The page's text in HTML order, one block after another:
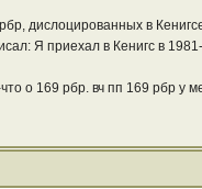
дислоцированных в
Я приехал в Кенигс в
о 169 рбр. вч пп 169 рбр у